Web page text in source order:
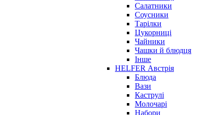
Салатники
Соусники
Тарілки
Цукорниці
Чайники
Чашки й блюдця
Інше
HELFER Австрія
Блюда
Вази
Каструлі
Молочарі
Набори